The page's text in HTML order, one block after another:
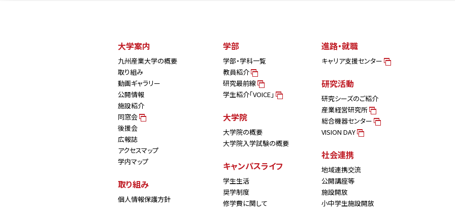
大学案内
九州産業大学の概要
取り組み
動画ギャラリー
公開情報
施設紹介
同窓会
後援会
広報誌
アクセスマップ
学内マップ
取り組み
個人情報保護方針
学部
学部・学科一覧
教員紹介
研究最前線
学生紹介「VOICE」
大学院
大学院の概要
大学院入学試験の概要
キャンパスライフ
学生生活
奨学制度
修学費に関して
進路・就職
キャリア支援センター
研究活動
研究シーズのご紹介
産業経営研究所
総合機器センター
VISION DAY
社会連携
地域連携交流
公開講座等
施設開放
小中学生施設開放